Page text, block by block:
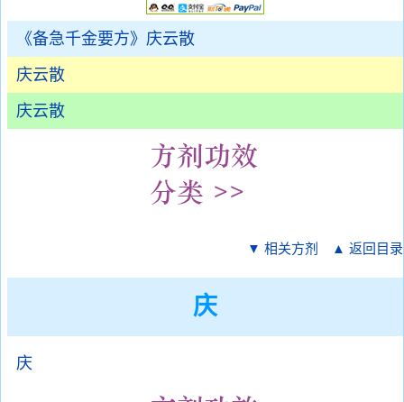
《备急千金要方》庆云散
庆云散
庆云散
▼ 相关方剂 ▲ 返回目录
庆
庆